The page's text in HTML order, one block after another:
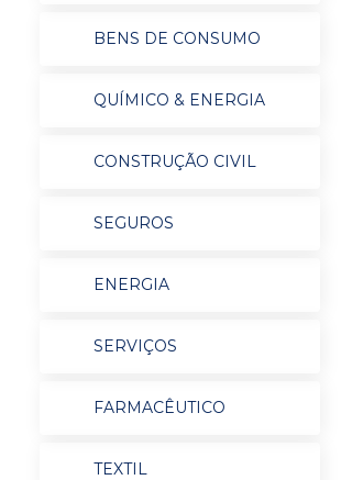
BENS DE CONSUMO
QUÍMICO & ENERGIA
CONSTRUÇÃO CIVIL
SEGUROS
ENERGIA
SERVIÇOS
FARMACÊUTICO
TEXTIL